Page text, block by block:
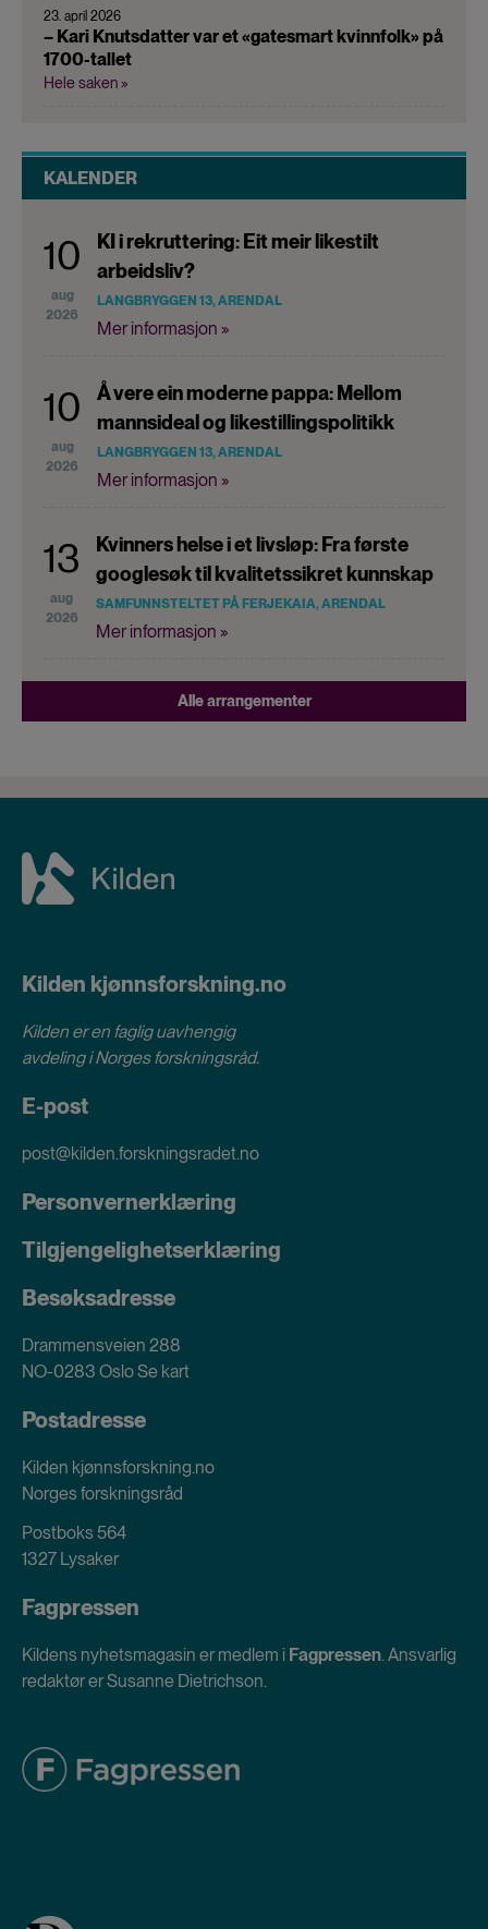
23. april 2026
– Kari Knutsdatter var et «gatesmart kvinnfolk» på
1700-tallet
Hele saken »
KALENDER
10
aug
2026
KI i rekruttering: Eit meir likestilt
arbeidsliv?
LANGBRYGGEN 13, ARENDAL
Mer informasjon »
10
aug
2026
Å vere ein moderne pappa: Mellom
mannsideal og likestillingspolitikk
LANGBRYGGEN 13, ARENDAL
Mer informasjon »
13
aug
2026
Kvinners helse i et livsløp: Fra første
googlesøk til kvalitetssikret kunnskap
SAMFUNNSTELTET PÅ FERJEKAIA, ARENDAL
Mer informasjon »
Alle arrangementer
Kilden kjønnsforskning.no
Kilden er en faglig uavhengig
avdeling iNorges forskningsråd.
E-post
post@kilden.forskningsradet.no
Personvernerklæring
Tilgjengelighetserklæring
Besøksadresse
Drammensveien 288
NO-0283 OsloSe kart
Postadresse
Kilden kjønnsforskning.no
Norges forskningsråd
Postboks 564
1327 Lysaker
Fagpressen
Kildens nyhetsmagasin er medlem i Fagpressen. Ansvarlig
redaktør er Susanne Dietrichson.